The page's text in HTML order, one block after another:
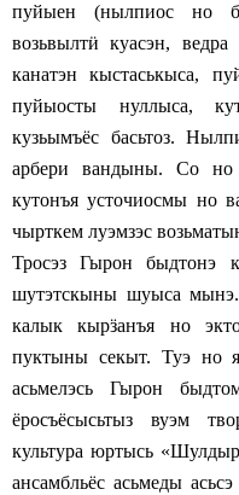
пуйыен (нылпиос но
возьвылтӥ куасэн,
канатэн кыстаськыса,
пуйыосты нуллыса,
кузьымъёс басьтоз.
арбери вандыны. Со
кутонъя усточиосмы но
чырткем луэмзэс
Тросэз Гырон быдтонэ
шутэтскыны шуыса мынэ.
калык кырӟанъя но
пуктыны секыт. Туэ но
асьмелэсь Гырон
ёросъёсысьтыз вуэм
культура юртысь «Шулдыр
ансамбльёс асьмеды